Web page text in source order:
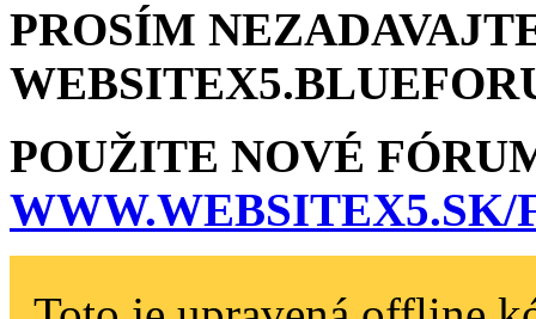
PROSÍM
POUŽITE NOVÉ
WWW.WEBSITEX5­.SK/